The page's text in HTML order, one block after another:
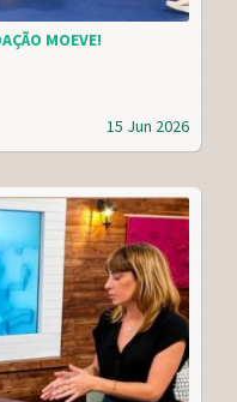
15 Jun 2026
MOEVE!